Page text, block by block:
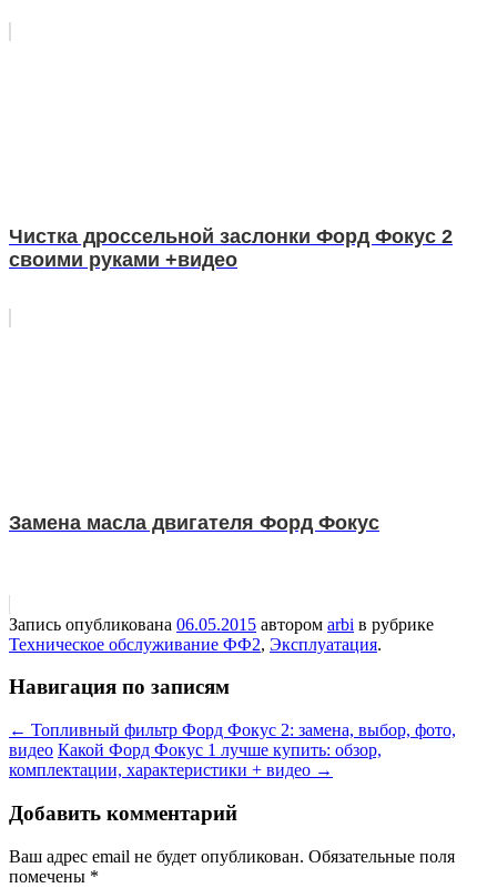
Чистка дроссельной заслонки Форд Фокус 2
своими руками +видео
Замена масла двигателя Форд Фокус
Запись опубликована 06.05.2015 автором arbi в рубрике
Техническое обслуживание ФФ2, Эксплуатация.
Навигация по записям
← Топливный фильтр Форд Фокус 2: замена, выбор, фото,
видео Какой Форд Фокус 1 лучше купить: обзор,
комплектации, характеристики + видео →
Добавить комментарий
Ваш адрес email не будет опубликован. Обязательные поля
помечены *